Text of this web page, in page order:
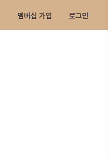
멤버십 가입 로그인